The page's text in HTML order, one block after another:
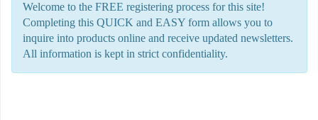
Welcome to the FREE registering process for this site!
Completing this QUICK and EASY form allows you to
inquire into products online and receive updated newsletters.
All information is kept in strict confidentiality.